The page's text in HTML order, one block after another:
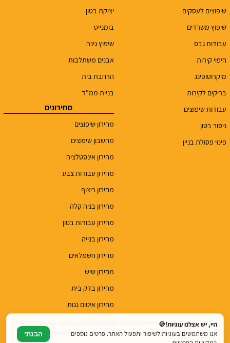
שיפוצים לעסקים
שיפוץ משרדים
עבודות גבס
חיפוי קירות
מיקרוטופינג
בריקים לקירות
עבודות שיפוצים
ניסור בטון
פינוי פסולת בניין
יציקת בטון
בומנייט
שיפוץ גינה
אבנים משתלבות
הרחבת בית
בניית ממ"ד
מחירונים
מחירון שיפוצים
מחשבון שיפוצים
מחירון אינסטלציה
מחירון עבודות צבע
מחירון ריצוף
מחירון בניה קלה
מחירון עבודות בטון
מחירון בנייה
מחירון חשמלאים
מחירון שיש
מחירון בדק בית
מחירון איטום גגות
top.renovations.co.il@gmail.com | טלפון: 077-6052900
היי, יש אצלנו עוגיות!🍪
אנו משתמשים בעוגיות לשיפור ותפעול האתר. פרטים נוספים
הבנתי